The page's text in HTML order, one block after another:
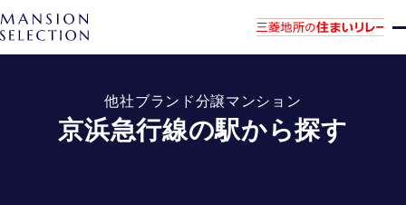
他社ブランド分譲マンション
京浜急行線の駅から探す